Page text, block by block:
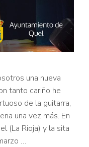
una nueva
tanto cariño he
de la guitarra,
una vez más. En
(La Rioja) y la sita
…